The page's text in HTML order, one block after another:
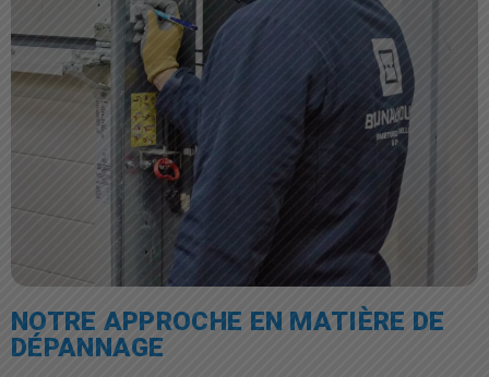
NOTRE APPROCHE EN MATIÈRE DE
DÉPANNAGE